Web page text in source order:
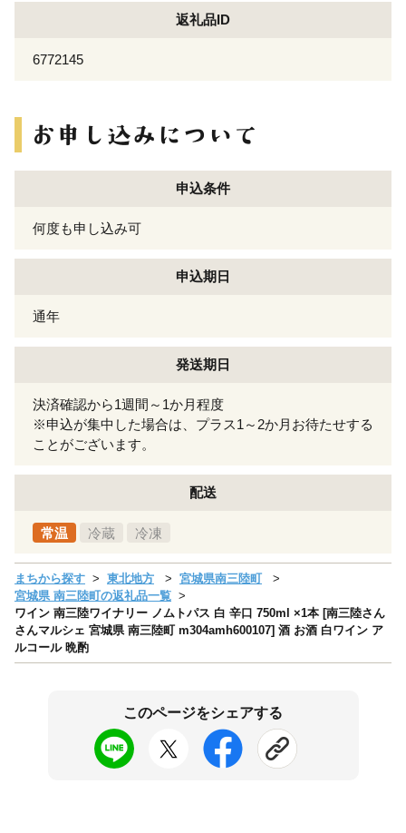
返礼品ID
6772145
申込条件
何度も申し込み可
申込期日
通年
発送期日
決済確認から1週間～1か月程度
※申込が集中した場合は、プラス1～2か月お待たせする
ことがございます。
配送
常温 冷蔵 冷凍
まちから探す 東北地方
宮城県南三陸町
宮城県 南三陸町の返礼品一覧
ワイン 南三陸ワイナリー ノムトパス 白 辛口 750ml ×1本 [南三陸さん
さんマルシェ 宮城県 南三陸町 m304amh600107] 酒 お酒 白ワイン ア
ルコール 晩酌
このページをシェアする